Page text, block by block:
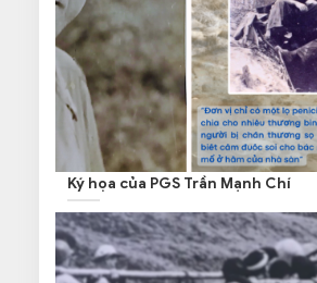
Ký họa của PGS Trần Mạnh Chí